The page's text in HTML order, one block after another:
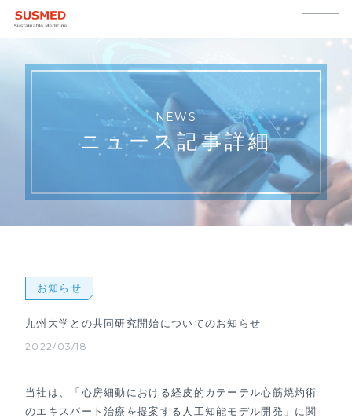
NEWS
ニュース記事詳細
お知らせ
九州大学との共同研究開始についてのお知らせ
2022/03/18
当社は、「心房細動における経皮的カテーテル心筋焼灼術
のエキスパート治療を提案する人工知能モデル開発」に関